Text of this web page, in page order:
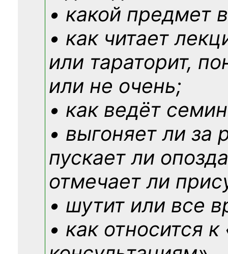
• какой предмет
• как читает
или тараторит,
или не очень;
• как ведёт
• выгоняет ли за
пускает ли
отмечает ли
• шутит или все
• как относится